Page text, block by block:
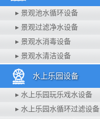
▸ 景观池水循环设备
▸ 景观过滤净水设备
▸ 景观水消毒设备
▸ 景观水清洁设备
水上乐园设备
▸ 水上乐园玩乐戏水设备
▸ 水上乐园水循环过滤设备